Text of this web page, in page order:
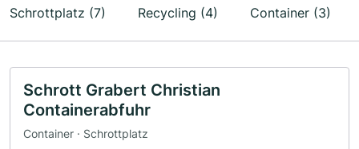
Schrottplatz (7) Recycling (4) Container (3)
Schrott Grabert Christian
Containerabfuhr
Container · Schrottplatz